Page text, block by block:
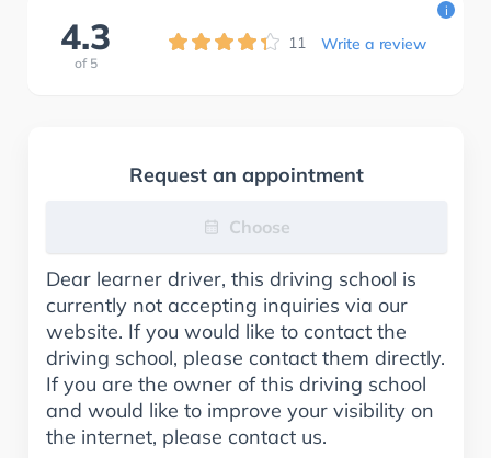
4.3
of 5
11 Write a review
i
Request an appointment
Choose
Dear learner driver, this driving school is
currently not accepting inquiries via our
website. If you would like to contact the
driving school, please contact them directly.
If you are the owner of this driving school
and would like to improve your visibility on
the internet, please contact us.